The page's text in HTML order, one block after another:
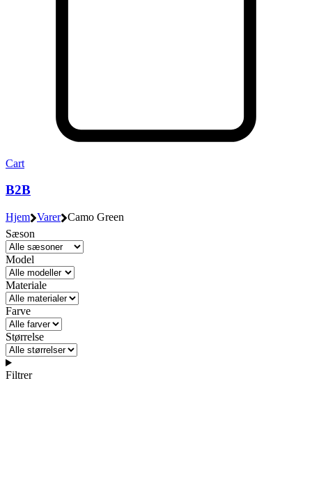
Cart
B2B
Hjem Varer Camo Green
Sæson
Model
Materiale
Farve
Størrelse
Filtrer